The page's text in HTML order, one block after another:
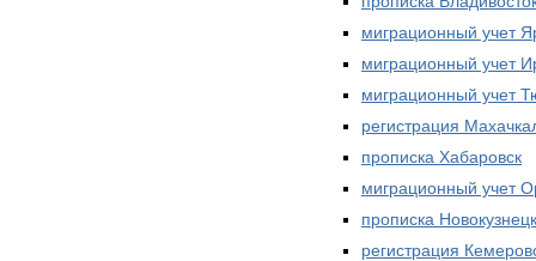
миграционный учет
миграционный учет
миграционный учет
регистрация
прописка Хабаровск
миграционный учет
прописка Новокузнецк
регистрация